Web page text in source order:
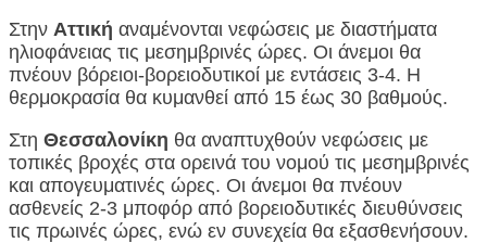
Στην Αττική αναμένονται νεφώσεις με διαστήματα
ηλιοφάνειας τις μεσημβρινές ώρες. Οι άνεμοι θα
πνέουν βόρειοι-βορειοδυτικοί με εντάσεις 3-4. Η
θερμοκρασία θα κυμανθεί από 15 έως 30 βαθμούς.
Στη Θεσσαλονίκη θα αναπτυχθούν νεφώσεις με
τοπικές βροχές στα ορεινά του νομού τις μεσημβρινές
και απογευματινές ώρες. Οι άνεμοι θα πνέουν
ασθενείς 2-3 μποφόρ από βορειοδυτικές διευθύνσεις
τις πρωινές ώρες, ενώ εν συνεχεία θα εξασθενήσουν.